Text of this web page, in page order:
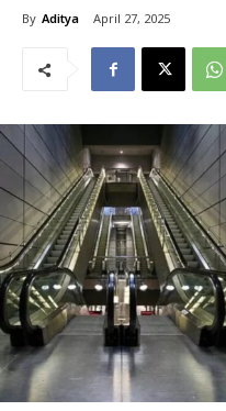
By Aditya April 27, 2025